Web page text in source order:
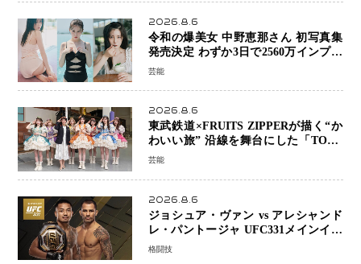
2026.8.6
令和の爆美女 中野恵那さん 初写真集
発売決定 わずか3日で2560万インプレ
ッションを記録した話題の美貌を凝縮
芸能
2026.8.6
東武鉄道×FRUITS ZIPPERが描く“か
わいい旅” 沿線を舞台にした「TOBU
KAWAII PROJECT」が開幕
芸能
2026.8.6
ジョシュア・ヴァン vs アレシャンド
レ・パントージャ UFC331メインイベ
ントで再戦決定 「完全決着」に世界
格闘技